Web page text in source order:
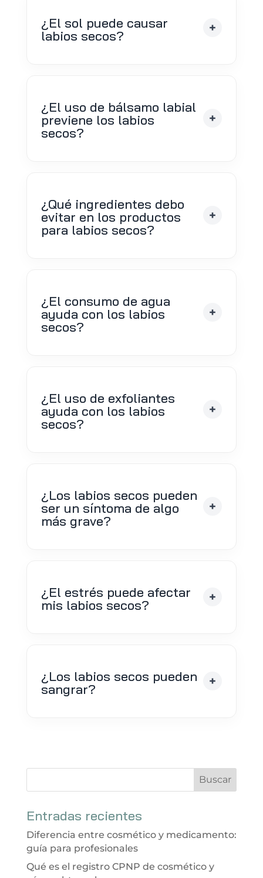
¿El sol puede causar
labios secos?
¿El uso de bálsamo labial
previene los labios
secos?
¿Qué ingredientes debo
evitar en los productos
para labios secos?
¿El consumo de agua
ayuda con los labios
secos?
¿El uso de exfoliantes
ayuda con los labios
secos?
¿Los labios secos pueden
ser un síntoma de algo
más grave?
¿El estrés puede afectar
mis labios secos?
¿Los labios secos pueden
sangrar?
Entradas recientes
Diferencia entre cosmético y medicamento:
guía para profesionales
Qué es el registro CPNP de cosmético y